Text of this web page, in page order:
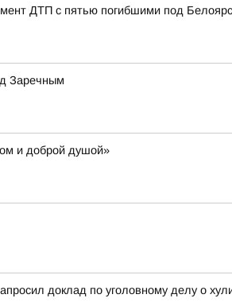
ДТП с пятью погибшими под
Заречным
и доброй душой»
доклад по уголовному делу о